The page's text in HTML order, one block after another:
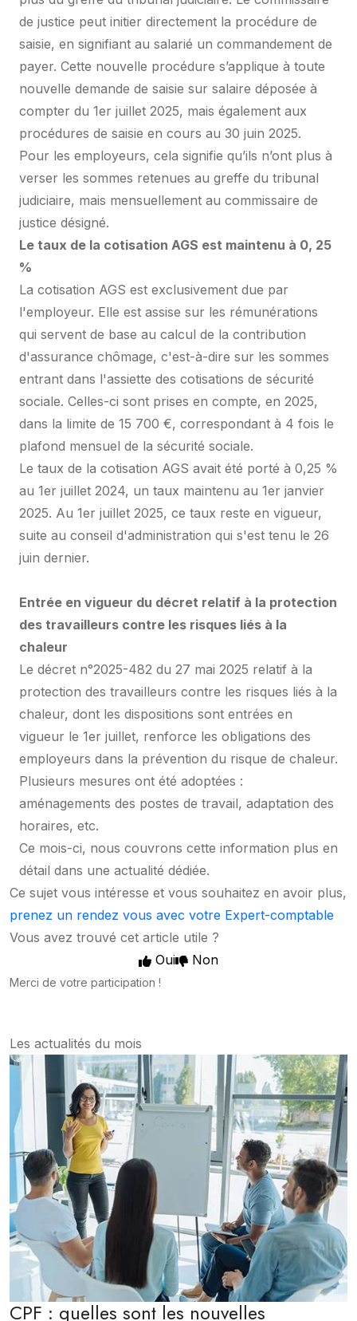
de justice peut initier directement la procédure de
saisie, en signifiant au salarié un commandement de
payer. Cette nouvelle procédure s’applique à toute
nouvelle demande de saisie sur salaire déposée à
compter du 1er juillet 2025, mais également aux
procédures de saisie en cours au 30 juin 2025.
Pour les employeurs, cela signifie qu’ils n’ont plus à
verser les sommes retenues au greffe du tribunal
judiciaire, mais mensuellement au commissaire de
justice désigné.
Le taux de la cotisation AGS est maintenu à 0, 25
%
La cotisation AGS est exclusivement due par
l'employeur. Elle est assise sur les rémunérations
qui servent de base au calcul de la contribution
d'assurance chômage, c'est-à-dire sur les sommes
entrant dans l'assiette des cotisations de sécurité
sociale. Celles-ci sont prises en compte, en 2025,
dans la limite de 15 700 €, correspondant à 4 fois le
plafond mensuel de la sécurité sociale.
Le taux de la cotisation AGS avait été porté à 0,25 %
au 1er juillet 2024, un taux maintenu au 1er janvier
2025. Au 1er juillet 2025, ce taux reste en vigueur,
suite au conseil d'administration qui s'est tenu le 26
juin dernier.
Entrée en vigueur du décret relatif à la protection
des travailleurs contre les risques liés à la
chaleur
Le décret n°2025-482 du 27 mai 2025 relatif à la
protection des travailleurs contre les risques liés à la
chaleur, dont les dispositions sont entrées en
vigueur le 1er juillet, renforce les obligations des
employeurs dans la prévention du risque de chaleur.
Plusieurs mesures ont été adoptées :
aménagements des postes de travail, adaptation des
horaires, etc.
Ce mois-ci, nous couvrons cette information plus en
détail dans une actualité dédiée.
Ce sujet vous intéresse et vous souhaitez en avoir plus,
prenez un rendez vous avec votre Expert-comptable
Vous avez trouvé cet article utile ?
Oui
Non
Merci de votre participation !
Les actualités du mois
CPF : quelles sont les nouvelles